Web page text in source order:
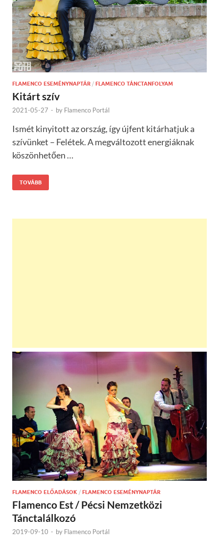
FLAMENCO ESEMÉNYNAPTÁR / FLAMENCO TÁNCTANFOLYAM
Kitárt szív
2021-05-27 - by Flamenco Portál
Ismét kinyitott az ország, így újfent kitárhatjuk a
szívünket – Felétek. A megváltozott energiáknak
köszönhetően …
TOVÁBB
FLAMENCO ELŐADÁSOK / FLAMENCO ESEMÉNYNAPTÁR
Flamenco Est / Pécsi Nemzetközi
Tánctalálkozó
2019-09-10 - by Flamenco Portál